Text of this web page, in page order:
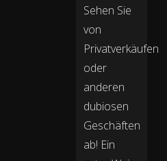
Sehen Sie
von
Privatverkäufen
oder
anderen
dubiosen
Geschäften
ab! Ein